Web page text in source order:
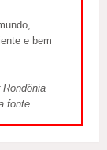
e bem
fonte.